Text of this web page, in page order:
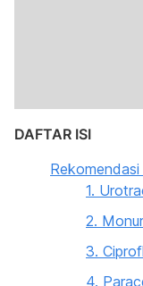
DAFTAR ISI
1.
2.
3.
4.